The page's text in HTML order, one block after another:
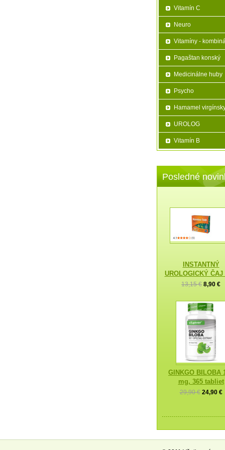
Vitamín C
Neuro
Vitamíny -
Pagaštan konský
Medicinálne huby
Psycho
Hamamel
UROLOG
Vitamín B
Posledné
INSTANTNÝ
UROLOGICKÝ ČAJ
13,15 € 8,90 €
GINKGO BILOBA
mg, 365 tabliet
29,90 € 24,90 €